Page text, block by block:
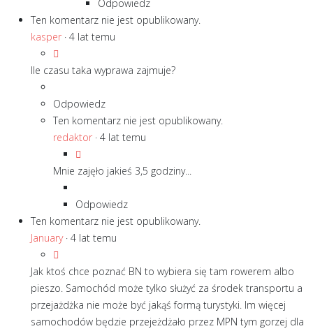
Odpowiedz
Ten komentarz nie jest opublikowany.
kasper · 4 lat temu
Ile czasu taka wyprawa zajmuje?
Odpowiedz
Ten komentarz nie jest opublikowany.
redaktor · 4 lat temu
Mnie zajęło jakieś 3,5 godziny...
Odpowiedz
Ten komentarz nie jest opublikowany.
January · 4 lat temu
Jak ktoś chce poznać BN to wybiera się tam rowerem albo
pieszo. Samochód może tylko służyć za środek transportu a
przejażdżka nie może być jakąś formą turystyki. Im więcej
samochodów będzie przejeżdżało przez MPN tym gorzej dla